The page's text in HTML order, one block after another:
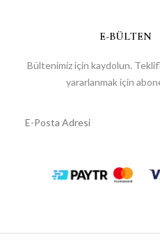
E-BÜLTEN
Bültenimiz için kaydolun.
yararlanmak için